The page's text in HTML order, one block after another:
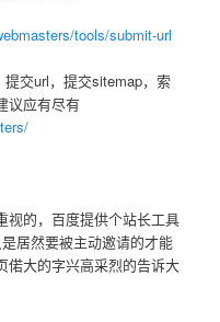
tools/submit-url
交url，提交sitemap，索
议应有尽有
视的，百度提供个站长工具
居然要被主动邀请的才能
偌大的字兴高采烈的告诉大